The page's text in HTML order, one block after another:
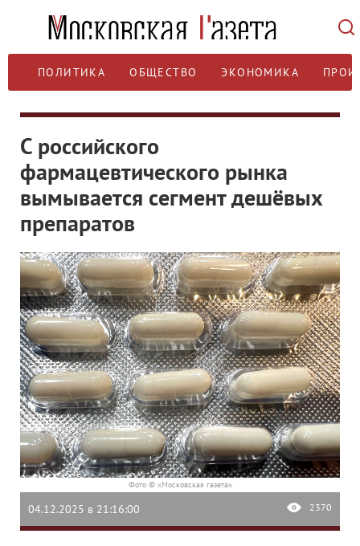
ПОЛИТИКА ОБЩЕСТВО ЭКОНОМИКА
С российского
фармацевтического рынка
вымывается сегмент дешёвых
препаратов
Фото © «Московская газета»
04.12.2025 в 21:16:00 2370